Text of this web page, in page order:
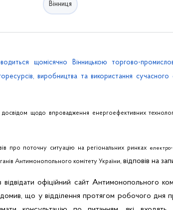
Вінниця
щомісячно Вінницькою торгово-
виробництва та використання сучасного
досвідом щодо впровадження енергоефективних
про поточну ситуацію на регіональних ринках електро
Антимонопольного комітету України, відповів на
офіційний сайт Антимонопольного
що у відділення протягом робочого дня